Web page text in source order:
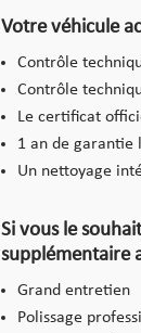
Votre véhicule
Contrôle
Contrôle
Le certificat
1 an de garantie
Un nettoyage
Si vous le
supplémentaire
Grand entretien
Polissage